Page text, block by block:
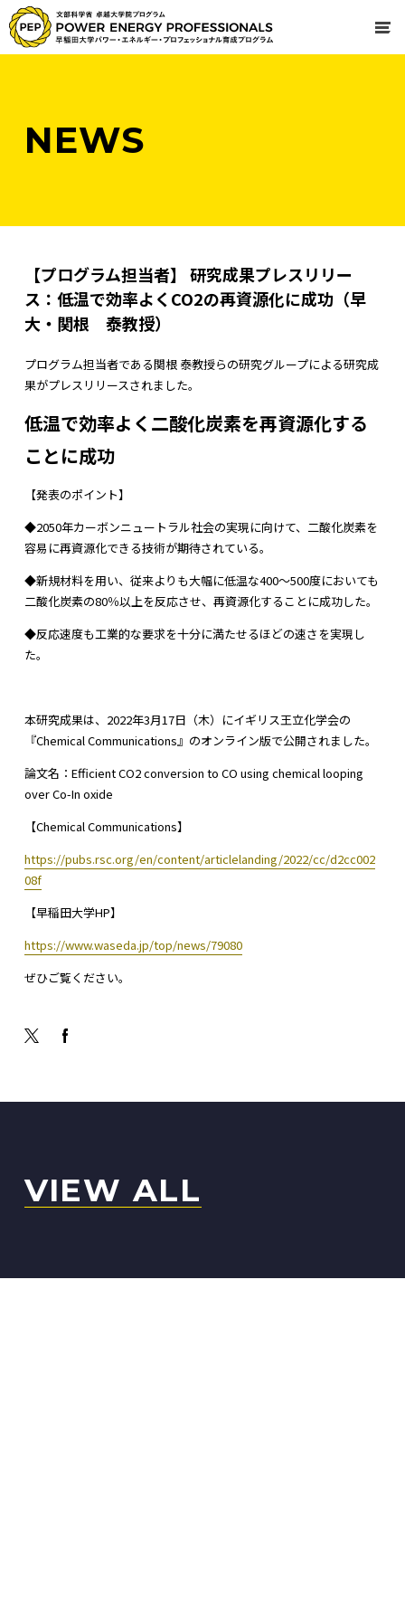
NEWS
【プログラム担当者】 研究成果プレスリリー
ス：低温で効率よくCO2の再資源化に成功（早
大・関根 泰教授）
プログラム担当者である関根 泰教授らの研究グループによる研究成
果がプレスリリースされました。
低温で効率よく二酸化炭素を再資源化する
ことに成功
【発表のポイント】
◆2050年カーボンニュートラル社会の実現に向けて、二酸化炭素を
容易に再資源化できる技術が期待されている。
◆新規材料を用い、従来よりも大幅に低温な400～500度においても
二酸化炭素の80％以上を反応させ、再資源化することに成功した。
◆反応速度も工業的な要求を十分に満たせるほどの速さを実現し
た。
本研究成果は、2022年3月17日（木）にイギリス王立化学会の
『Chemical Communications』のオンライン版で公開されました。
論文名：Efficient CO2 conversion to CO using chemical looping
over Co-In oxide
【Chemical Communications】
https://pubs.rsc.org/en/content/articlelanding/2022/cc/d2cc002
08f
【早稲田大学HP】
https://www.waseda.jp/top/news/79080
ぜひご覧ください。
VIEW ALL